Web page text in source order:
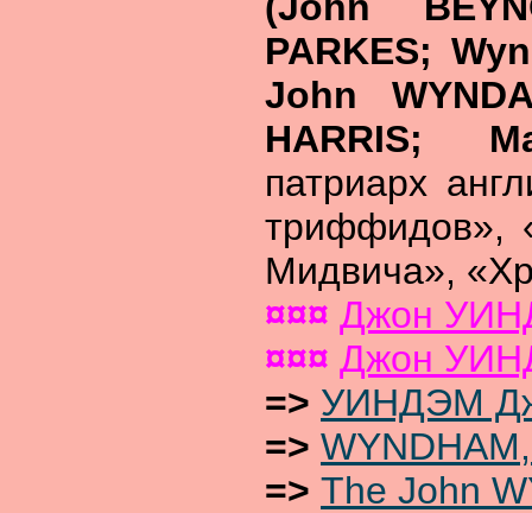
PARKES;
John
HARRIS;
патриарх
триффидов»,
Мидвича»,
¤¤¤ Джон
¤¤¤ Джон
=> УИНДЭМ
=>
=> The John